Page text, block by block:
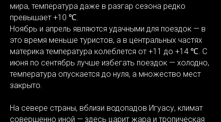
мира, температура даже в разгар сезона редко
превышает +10 ℃.
Ноябрь и апрель являются удачными для поездок — в
это время меньше туристов, а в центральных частях
материка температура колеблется от +11 до +14 ℃. С
июня по сентябрь лучше избегать поездок — холодно,
температура опускается до нуля, а множество мест
закрыто.
На севере страны, вблизи водопадов Игуасу, климат
совершенно иной — здесь царит жара и тропическая